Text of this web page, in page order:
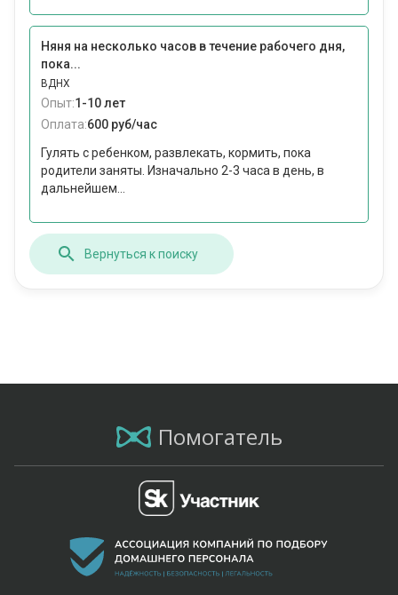
Няня на несколько часов в течение рабочего дня,
пока...
ВДНХ
Опыт:1-10 лет
Оплата:600 руб/час
Гулять с ребенком, развлекать, кормить, пока
родители заняты. Изначально 2-3 часа в день, в
дальнейшем...
Вернуться к поиску
Помогатель